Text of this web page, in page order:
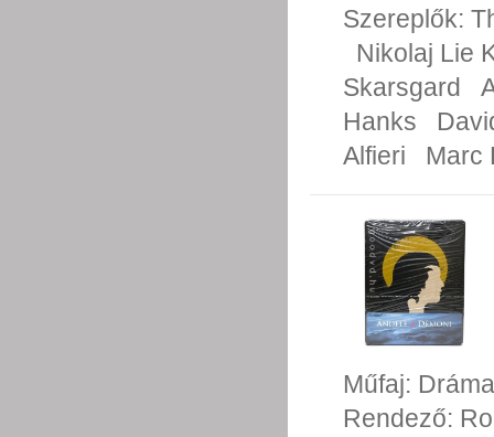
Szereplők:
Nikolaj Lie
Skarsgard
Hanks
Alfieri
Marc
Műfaj: Dráma
Rendező: